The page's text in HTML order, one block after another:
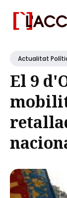
for
Blog
Actualitat
El 9